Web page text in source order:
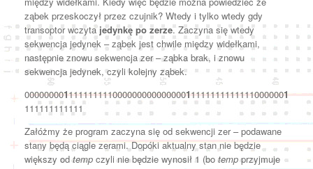
ząbek przeskoczył przez czujnik? Wtedy i tylko wtedy gdy
transoptor wczytajedynkę po zerze. Zaczyna się wtedy
sekwencja jedynek – ząbek jest chwile między widełkami,
następnie znowu sekwencja zer – ząbka brak, i znowu
sekwencja jedynek, czyli kolejny ząbek.
000000001111111111000000000000000111111111111110000001
111111111111
Załóżmy że program zaczyna się od sekwencji zer – podawane
stany będą ciągle zerami. Dopóki aktualny stan nie będzie
większy odtemp czyli nie będzie wynosił 1 (botempprzyjmuje